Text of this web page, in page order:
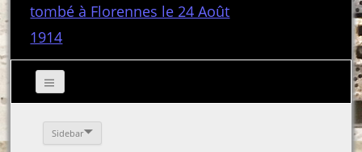
tombé à Florennes le 24 Août
1914
Sidebar